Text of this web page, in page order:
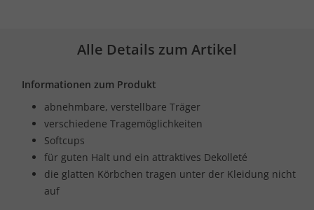
Alle Details zum Artikel
Informationen zum Produkt
abnehmbare, verstellbare Träger
verschiedene Tragemöglichkeiten
Softcups
für guten Halt und ein attraktives Dekolleté
die glatten Körbchen tragen unter der Kleidung nicht
auf